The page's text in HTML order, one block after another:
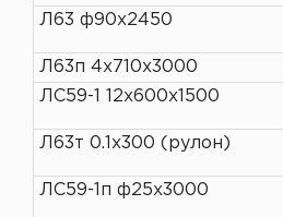
Л63 ф90х2450
Л63п 4х710х3000
ЛС59-1 12х600х1500
Л63т 0.1х300 (рулон)
ЛС59-1п ф25х3000